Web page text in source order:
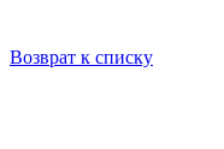
Возврат к списку